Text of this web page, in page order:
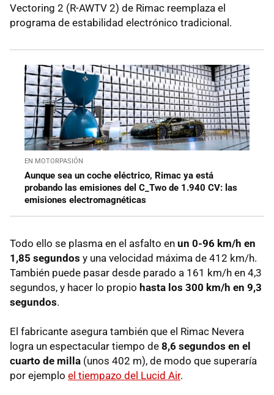
Vectoring 2 (R-AWTV 2) de Rimac reemplaza el
programa de estabilidad electrónico tradicional.
EN MOTORPASIÓN
Aunque sea un coche eléctrico, Rimac ya está
probando las emisiones del C_Two de 1.940 CV: las
emisiones electromagnéticas
Todo ello se plasma en el asfalto en un 0-96 km/h en
1,85 segundos y una velocidad máxima de 412 km/h.
También puede pasar desde parado a 161 km/h en 4,3
segundos, y hacer lo propio hasta los 300 km/h en 9,3
segundos.
El fabricante asegura también que el Rimac Nevera
logra un espectacular tiempo de 8,6 segundos en el
cuarto de milla (unos 402 m), de modo que superaría
por ejemplo el tiempazo del Lucid Air.